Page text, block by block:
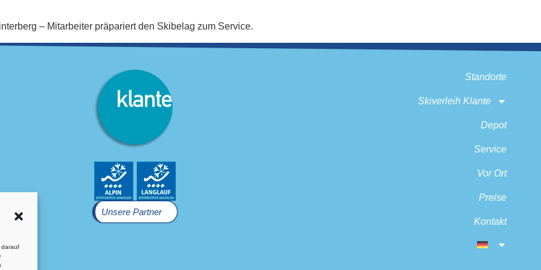
darauf
– Mitarbeiter präpariert den Skibelag zum Service.
Unsere Partner
Standorte
Skiverleih Klante
Depot
Service
Vor Ort
Preise
Kontakt